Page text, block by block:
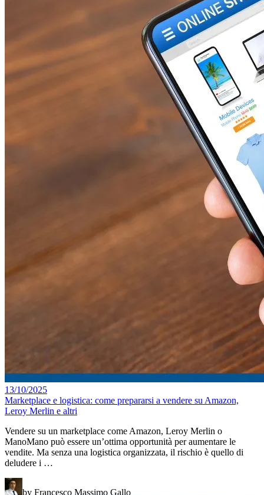
13/10/2025
Marketplace e logistica: come prepararsi a vendere su Amazon,
Leroy Merlin e altri
Vendere su un marketplace come Amazon, Leroy Merlin o
ManoMano può essere un’ottima opportunità per aumentare le
vendite. Ma senza una logistica organizzata, il rischio è quello di
deludere i …
by Francesco Massimo Gallo